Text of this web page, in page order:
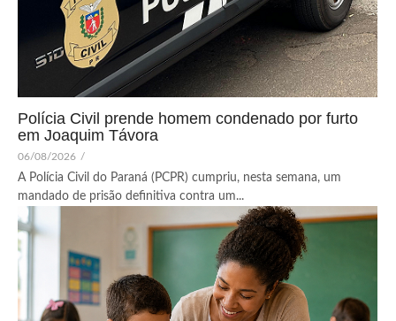
Polícia Civil prende homem condenado por furto
em Joaquim Távora
06/08/2026 /
A Polícia Civil do Paraná (PCPR) cumpriu, nesta semana, um
mandado de prisão definitiva contra um...